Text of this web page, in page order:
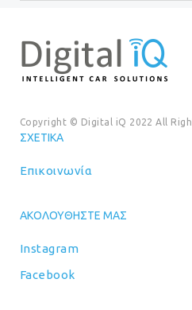
Copyright © Digital iQ 2022 All
ΣΧΕΤΙΚΆ
Επικοινωνία
ΑΚΟΛΟΥΘΉΣΤΕ ΜΑΣ
Instagram
Facebook